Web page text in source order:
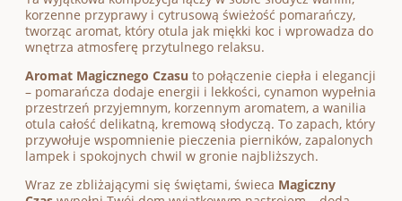
korzenne przyprawy i cytrusową świeżość pomarańczy,
tworząc aromat, który otula jak miękki koc i wprowadza do
wnętrza atmosferę przytulnego relaksu.
Aromat Magicznego Czasu to połączenie ciepła i elegancji
– pomarańcza dodaje energii i lekkości, cynamon wypełnia
przestrzeń przyjemnym, korzennym aromatem, a wanilia
otula całość delikatną, kremową słodyczą. To zapach, który
przywołuje wspomnienie pieczenia pierników, zapalonych
lampek i spokojnych chwil w gronie najbliższych.
Wraz ze zbliżającymi się świętami, świeca Magiczny